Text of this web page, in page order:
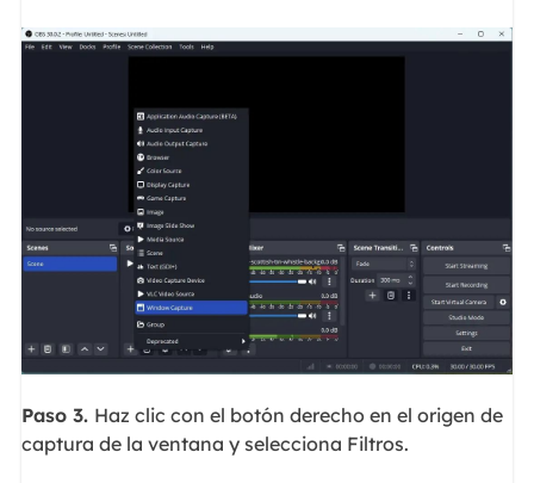
Paso 3. Haz clic con el botón derecho en el origen de
captura de la ventana y selecciona Filtros.